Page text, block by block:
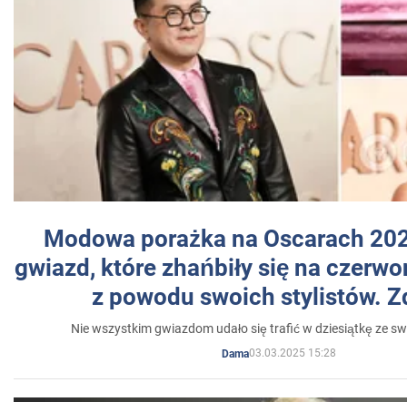
Modowa porażka na Oscarach
gwiazd, które zhańbiły się na
z powodu swoich stylistów.
Nie wszystkim gwiazdom udało się trafić w dziesiątkę ze
Dama03.03.2025 15:28